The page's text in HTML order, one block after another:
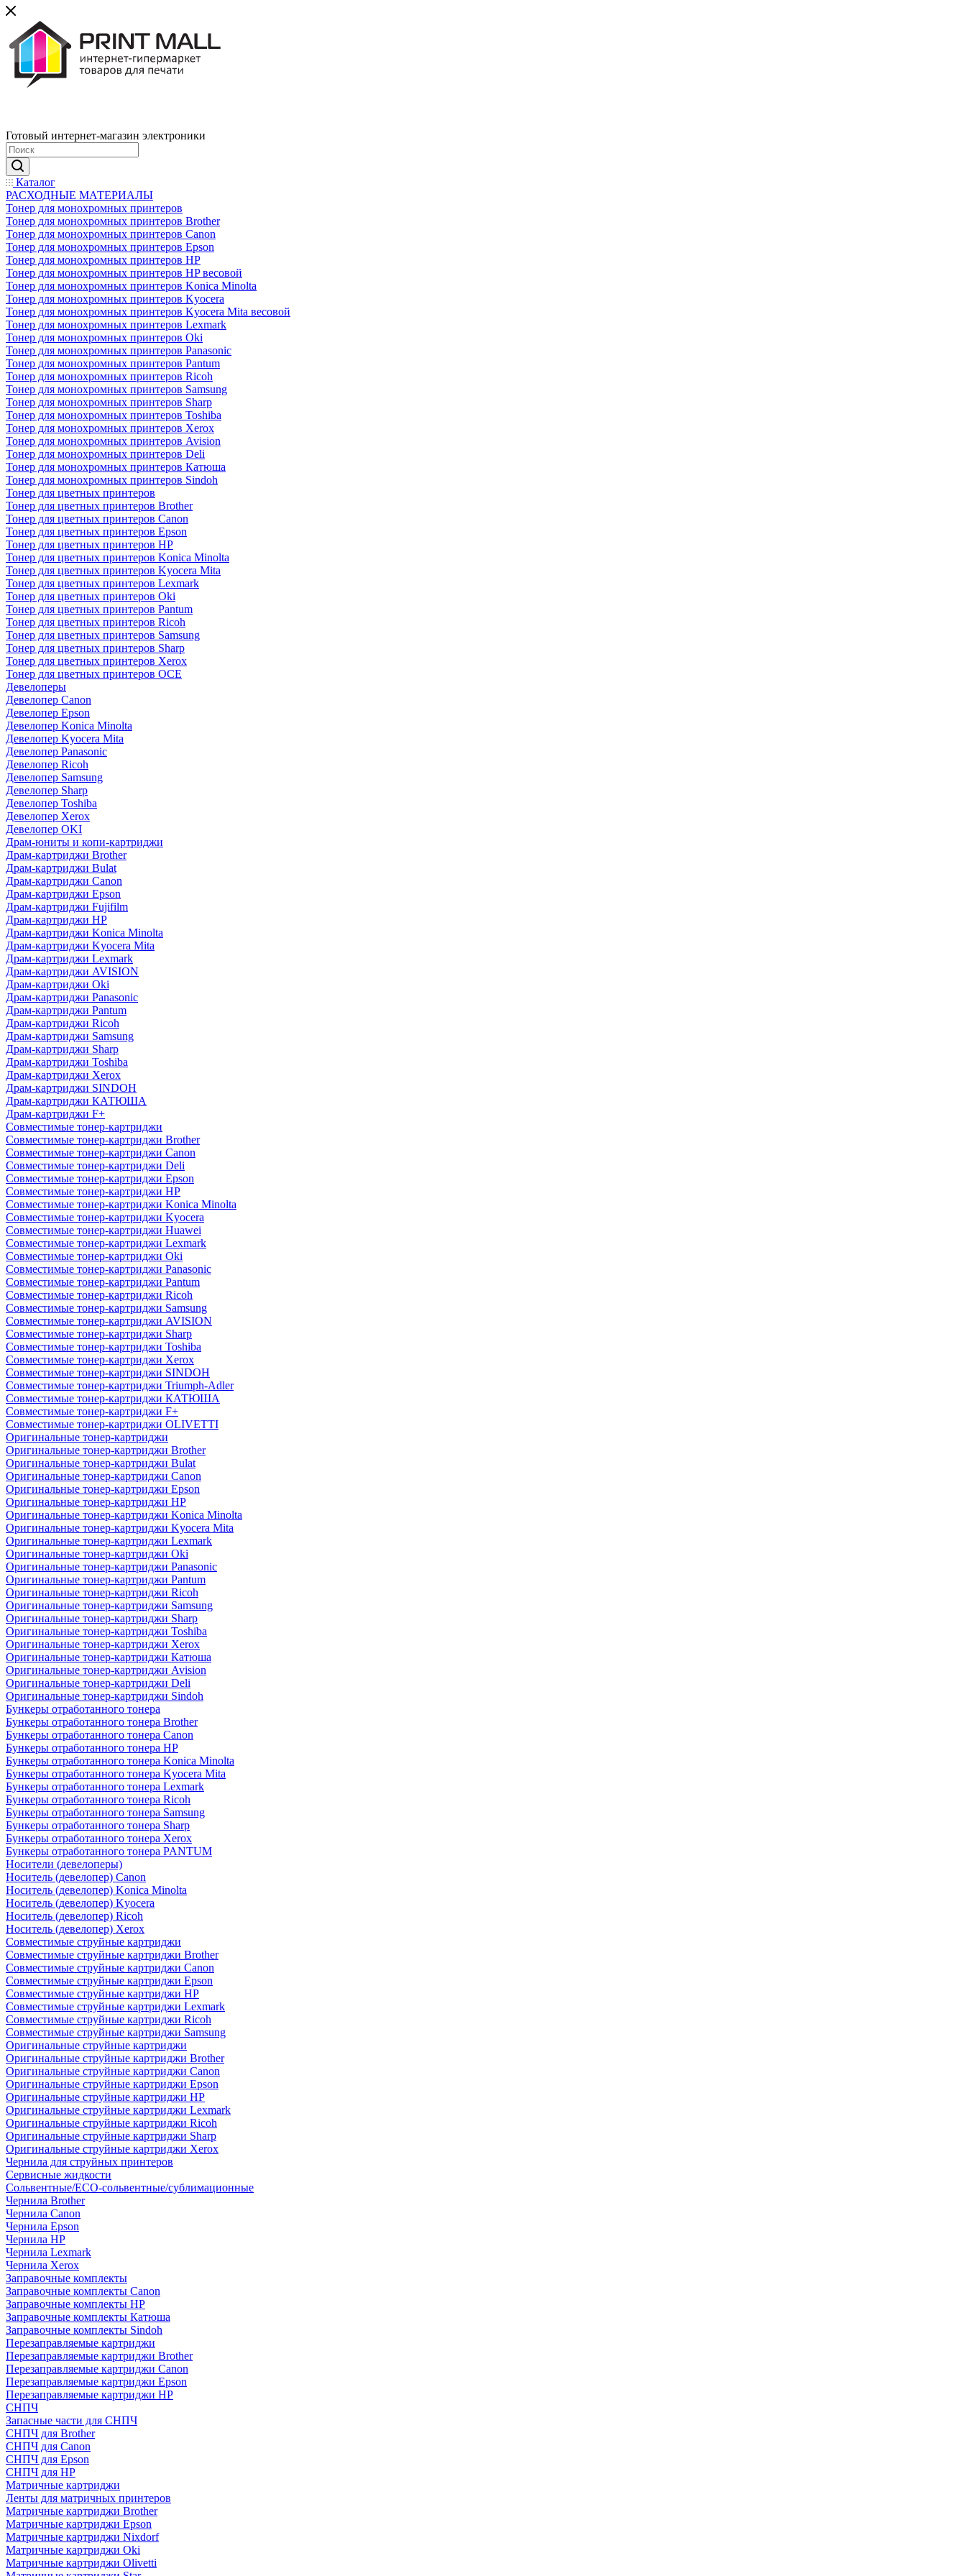
Готовый интернет-магазин электроники
Каталог
РАСХОДНЫЕ МАТЕРИАЛЫ
Тонер для монохромных принтеров
Тонер для монохромных принтеров Brother
Тонер для монохромных принтеров Canon
Тонер для монохромных принтеров Epson
Тонер для монохромных принтеров HP
Тонер для монохромных принтеров HP весовой
Тонер для монохромных принтеров Konica Minolta
Тонер для монохромных принтеров Kyocera
Тонер для монохромных принтеров Kyocera Mita весовой
Тонер для монохромных принтеров Lexmark
Тонер для монохромных принтеров Oki
Тонер для монохромных принтеров Panasonic
Тонер для монохромных принтеров Pantum
Тонер для монохромных принтеров Ricoh
Тонер для монохромных принтеров Samsung
Тонер для монохромных принтеров Sharp
Тонер для монохромных принтеров Toshiba
Тонер для монохромных принтеров Xerox
Тонер для монохромных принтеров Avision
Тонер для монохромных принтеров Deli
Тонер для монохромных принтеров Катюша
Тонер для монохромных принтеров Sindoh
Тонер для цветных принтеров
Тонер для цветных принтеров Brother
Тонер для цветных принтеров Canon
Тонер для цветных принтеров Epson
Тонер для цветных принтеров HP
Тонер для цветных принтеров Konica Minolta
Тонер для цветных принтеров Kyocera Mita
Тонер для цветных принтеров Lexmark
Тонер для цветных принтеров Oki
Тонер для цветных принтеров Pantum
Тонер для цветных принтеров Ricoh
Тонер для цветных принтеров Samsung
Тонер для цветных принтеров Sharp
Тонер для цветных принтеров Xerox
Тонер для цветных принтеров OCE
Девелоперы
Девелопер Canon
Девелопер Epson
Девелопер Konica Minolta
Девелопер Kyocera Mita
Девелопер Panasonic
Девелопер Ricoh
Девелопер Samsung
Девелопер Sharp
Девелопер Toshiba
Девелопер Xerox
Девелопер OKI
Драм-юниты и копи-картриджи
Драм-картриджи Brother
Драм-картриджи Bulat
Драм-картриджи Canon
Драм-картриджи Epson
Драм-картриджи Fujifilm
Драм-картриджи HP
Драм-картриджи Konica Minolta
Драм-картриджи Kyocera Mita
Драм-картриджи Lexmark
Драм-картриджи AVISION
Драм-картриджи Oki
Драм-картриджи Panasonic
Драм-картриджи Pantum
Драм-картриджи Ricoh
Драм-картриджи Samsung
Драм-картриджи Sharp
Драм-картриджи Toshiba
Драм-картриджи Xerox
Драм-картриджи SINDOH
Драм-картриджи КАТЮША
Драм-картриджи F+
Совместимые тонер-картриджи
Совместимые тонер-картриджи Brother
Совместимые тонер-картриджи Canon
Совместимые тонер-картриджи Deli
Совместимые тонер-картриджи Epson
Совместимые тонер-картриджи HP
Совместимые тонер-картриджи Konica Minolta
Совместимые тонер-картриджи Kyocera
Совместимые тонер-картриджи Huawei
Совместимые тонер-картриджи Lexmark
Совместимые тонер-картриджи Oki
Совместимые тонер-картриджи Panasonic
Совместимые тонер-картриджи Pantum
Совместимые тонер-картриджи Ricoh
Совместимые тонер-картриджи Samsung
Совместимые тонер-картриджи AVISION
Совместимые тонер-картриджи Sharp
Совместимые тонер-картриджи Toshiba
Совместимые тонер-картриджи Xerox
Совместимые тонер-картриджи SINDOH
Совместимые тонер-картриджи Triumph-Adler
Совместимые тонер-картриджи КАТЮША
Совместимые тонер-картриджи F+
Совместимые тонер-картриджи OLIVETTI
Оригинальные тонер-картриджи
Оригинальные тонер-картриджи Brother
Оригинальные тонер-картриджи Bulat
Оригинальные тонер-картриджи Canon
Оригинальные тонер-картриджи Epson
Оригинальные тонер-картриджи HP
Оригинальные тонер-картриджи Konica Minolta
Оригинальные тонер-картриджи Kyocera Mita
Оригинальные тонер-картриджи Lexmark
Оригинальные тонер-картриджи Oki
Оригинальные тонер-картриджи Panasonic
Оригинальные тонер-картриджи Pantum
Оригинальные тонер-картриджи Ricoh
Оригинальные тонер-картриджи Samsung
Оригинальные тонер-картриджи Sharp
Оригинальные тонер-картриджи Toshiba
Оригинальные тонер-картриджи Xerox
Оригинальные тонер-картриджи Катюша
Оригинальные тонер-картриджи Avision
Оригинальные тонер-картриджи Deli
Оригинальные тонер-картриджи Sindoh
Бункеры отработанного тонера
Бункеры отработанного тонера Brother
Бункеры отработанного тонера Canon
Бункеры отработанного тонера HP
Бункеры отработанного тонера Konica Minolta
Бункеры отработанного тонера Kyocera Mita
Бункеры отработанного тонера Lexmark
Бункеры отработанного тонера Ricoh
Бункеры отработанного тонера Samsung
Бункеры отработанного тонера Sharp
Бункеры отработанного тонера Xerox
Бункеры отработанного тонера PANTUM
Носители (девелоперы)
Носитель (девелопер) Canon
Носитель (девелопер) Konica Minolta
Носитель (девелопер) Kyocera
Носитель (девелопер) Ricoh
Носитель (девелопер) Xerox
Совместимые струйные картриджи
Совместимые струйные картриджи Brother
Совместимые струйные картриджи Canon
Совместимые струйные картриджи Epson
Совместимые струйные картриджи HP
Совместимые струйные картриджи Lexmark
Совместимые струйные картриджи Ricoh
Совместимые струйные картриджи Samsung
Оригинальные струйные картриджи
Оригинальные струйные картриджи Brother
Оригинальные струйные картриджи Canon
Оригинальные струйные картриджи Epson
Оригинальные струйные картриджи HP
Оригинальные струйные картриджи Lexmark
Оригинальные струйные картриджи Ricoh
Оригинальные струйные картриджи Sharp
Оригинальные струйные картриджи Xerox
Чернила для струйных принтеров
Сервисные жидкости
Сольвентные/ECO-сольвентные/сублимационные
Чернила Brother
Чернила Canon
Чернила Epson
Чернила HP
Чернила Lexmark
Чернила Xerox
Заправочные комплекты
Заправочные комплекты Canon
Заправочные комплекты HP
Заправочные комплекты Катюша
Заправочные комплекты Sindoh
Перезаправляемые картриджи
Перезаправляемые картриджи Brother
Перезаправляемые картриджи Canon
Перезаправляемые картриджи Epson
Перезаправляемые картриджи HP
СНПЧ
Запасные части для СНПЧ
СНПЧ для Brother
СНПЧ для Canon
СНПЧ для Epson
СНПЧ для HP
Матричные картриджи
Ленты для матричных принтеров
Матричные картриджи Brother
Матричные картриджи Epson
Матричные картриджи Nixdorf
Матричные картриджи Oki
Матричные картриджи Olivetti